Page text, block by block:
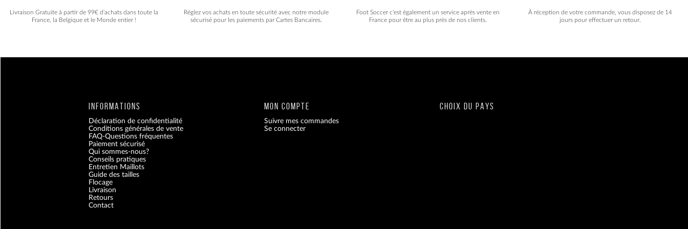
Livraison Gratuite à partir de 99€ d'achats dans toute la
France, la Belgique et le Monde entier !
Réglez vos achats en toute sécurité avec notre module
sécurisé pour les paiements par Cartes Bancaires.
Foot Soccer c'est également un service après vente en
France pour être au plus près de nos clients.
À réception de votre commande, vous disposez de 14
jours pour effectuer un retour.
INFORMATIONS
Déclaration de confidentialité
Conditions générales de vente
FAQ-Questions fréquentes
Paiement sécurisé
Qui sommes-nous?
Conseils pratiques
Entretien Maillots
Guide des tailles
Flocage
Livraison
Retours
Contact
MON COMPTE
Suivre mes commandes
Se connecter
CHOIX DU PAYS